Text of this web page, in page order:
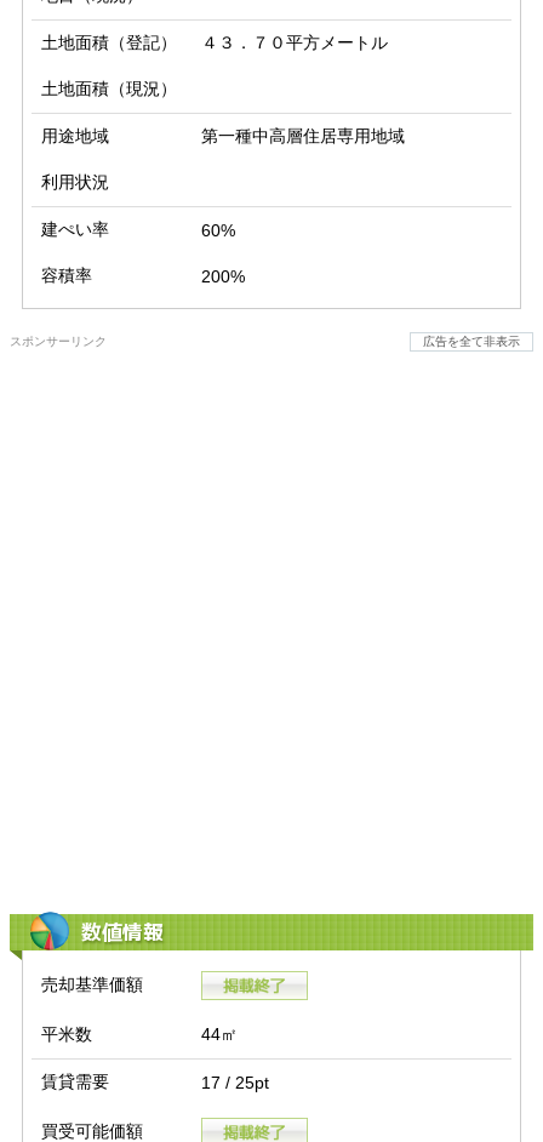
土地面積（登記） ４３．７０平方メートル
土地面積（現況）
用途地域 第一種中高層住居専用地域
利用状況
建ぺい率 60%
容積率 200%
スポンサーリンク 広告を全て非表示
数値情報
売却基準価額
平米数 44㎡
賃貸需要 17 / 25pt
買受可能価額